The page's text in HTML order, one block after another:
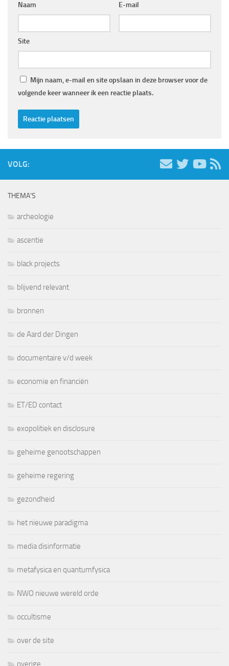
Naam E-mail
Site
Mijn naam, e-mail en site opslaan in deze browser voor de
volgende keer wanneer ik een reactie plaats.
VOLG:
THEMA’S
archeologie
ascentie
black projects
blijvend relevant
bronnen
de Aard der Dingen
documentaire v/d week
economie en financiën
ET/ED contact
exopolitiek en disclosure
geheime genootschappen
geheime regering
gezondheid
het nieuwe paradigma
media disinformatie
metafysica en quantumfysica
NWO nieuwe wereld orde
occultisme
over de site
overige